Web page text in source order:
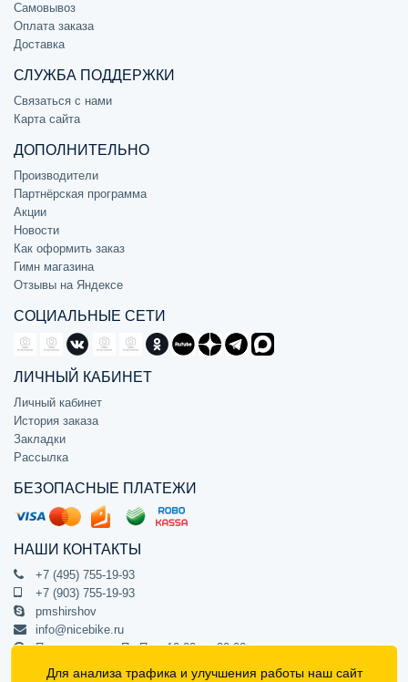
Самовывоз
Оплата заказа
Доставка
СЛУЖБА ПОДДЕРЖКИ
Связаться с нами
Карта сайта
ДОПОЛНИТЕЛЬНО
Производители
Партнёрская программа
Акции
Новости
Как оформить заказ
Гимн магазина
Отзывы на Яндексе
СОЦИАЛЬНЫЕ СЕТИ
ЛИЧНЫЙ КАБИНЕТ
Личный кабинет
История заказа
Закладки
Рассылка
БЕЗОПАСНЫЕ ПЛАТЕЖИ
НАШИ КОНТАКТЫ
+7 (495) 755-19-93
+7 (903) 755-19-93
pmshirshov
info@nicebike.ru
Прием звонков Пн-Пт с 10:00 до 20:00
ПВЗ Пн-Пт с 10:00 до 20:00
Для анализа трафика и улучшения работы наш сайт